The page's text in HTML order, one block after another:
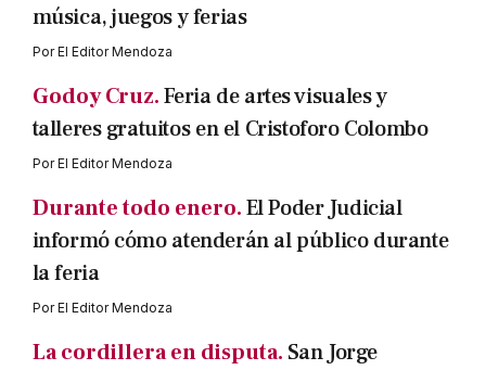
música, juegos y ferias
PorEl Editor Mendoza
Godoy Cruz.Feria de artes visuales y
talleres gratuitos en el Cristoforo Colombo
PorEl Editor Mendoza
Durante todo enero.El Poder Judicial
informó cómo atenderán al público durante
la feria
PorEl Editor Mendoza
La cordillera en disputa. San Jorge